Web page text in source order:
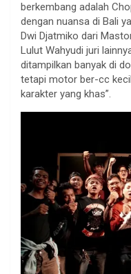
berkembang adalah
dengan nuansa di Bali
Dwi Djatmiko dari
Lulut Wahyudi juri
ditampilkan banyak di
tetapi motor ber-cc
karakter yang khas”.